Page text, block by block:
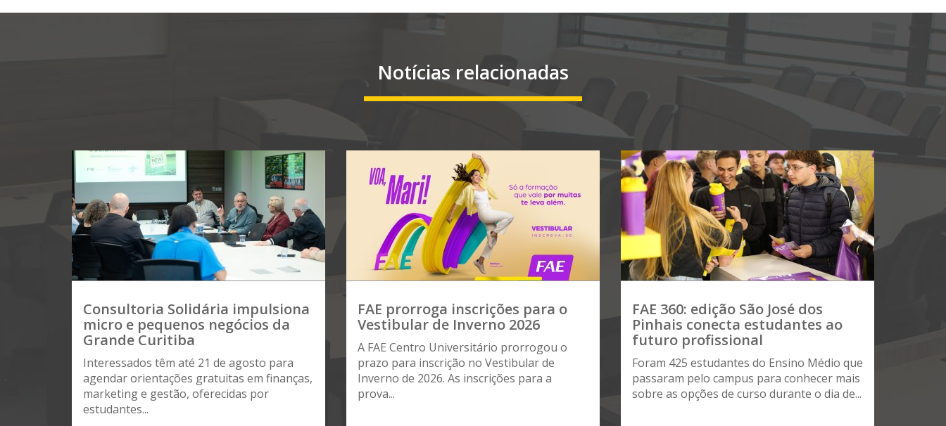
Notícias relacionadas
Consultoria Solidária impulsiona
micro e pequenos negócios da
Grande Curitiba
Interessados têm até 21 de agosto para
agendar orientações gratuitas em finanças,
marketing e gestão, oferecidas por
estudantes...
FAE prorroga inscrições para o
Vestibular de Inverno 2026
A FAE Centro Universitário prorrogou o
prazo para inscrição no Vestibular de
Inverno de 2026. As inscrições para a
prova...
FAE 360: edição São José dos
Pinhais conecta estudantes ao
futuro profissional
Foram 425 estudantes do Ensino Médio que
passaram pelo campus para conhecer mais
sobre as opções de curso durante o dia de...